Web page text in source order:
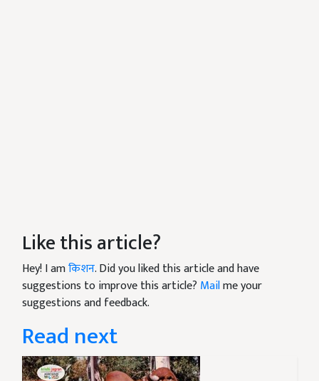
Like this article?
Hey! I amकिशन. Did you liked this article and have
suggestions to improve this article? Mailme your
suggestions and feedback.
Read next